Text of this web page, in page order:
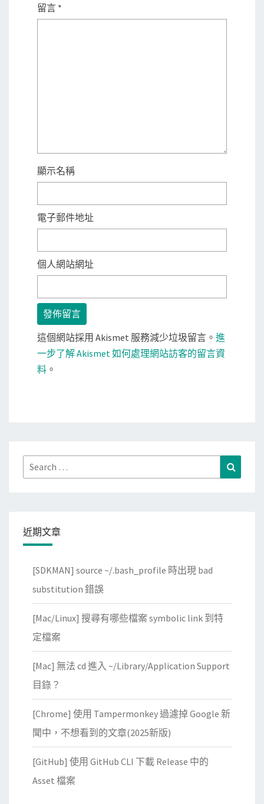
留言 *
顯示名稱
電子郵件地址
個人網站網址
這個網站採用 Akismet 服務減少垃圾留言。 進
一步了解 Akismet 如何處理網站訪客的留言資
料 。
Search
for:
近期文章
[SDKMAN] source ~/.bash_profile 時出現 bad
substitution 錯誤
[Mac/Linux] 搜尋有哪些檔案 symbolic link 到特
定檔案
[Mac] 無法 cd 進入 ~/Library/Application Support
目錄？
[Chrome] 使用 Tampermonkey 過濾掉 Google 新
聞中，不想看到的文章(2025新版)
[GitHub] 使用 GitHub CLI 下載 Release 中的
Asset 檔案